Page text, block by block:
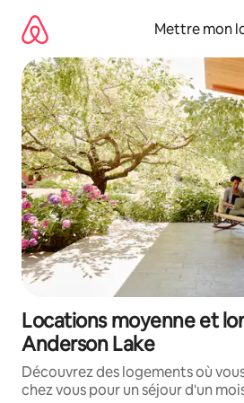
directement
contenu
Mettre mon
Locations moyenne et
Anderson Lake
Découvrez des logements où
chez vous pour un séjour d'un